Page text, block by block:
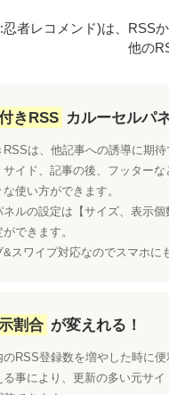
者レコメンド)は、RSS
他の
きRSS カルーセルパ
は、他記事への誘導に期待
サイド、記事の後、フッター
使い方ができます。
ネルの設定は【サイズ、表示
できます。
&スワイプ対応なのでスマホに
割合 が変えれる！
RSS登録数を増やした時に便
る事により、更新の多い元サ